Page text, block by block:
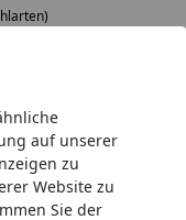
auf unserer
zu
Website zu
Sie der